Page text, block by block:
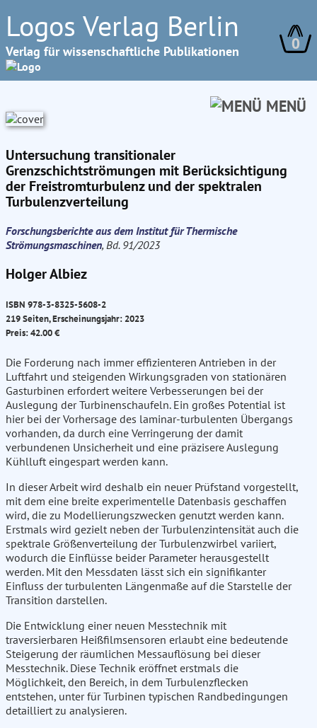
Logos Verlag Berlin
Verlag für wissenschaftliche Publikationen 0
MENÜ
Untersuchung transitionaler
Grenzschichtströmungen mit Berücksichtigung
der Freistromturbulenz und der spektralen
Turbulenzverteilung
Forschungsberichte aus dem Institut für Thermische
Strömungsmaschinen, Bd. 91/2023
Holger Albiez
ISBN 978-3-8325-5608-2
219 Seiten, Erscheinungsjahr: 2023
Preis: 42.00 €
Die Forderung nach immer effizienteren Antrieben in der
Luftfahrt und steigenden Wirkungsgraden von stationären
Gasturbinen erfordert weitere Verbesserungen bei der
Auslegung der Turbinenschaufeln. Ein großes Potential ist
hier bei der Vorhersage des laminar-turbulenten Übergangs
vorhanden, da durch eine Verringerung der damit
verbundenen Unsicherheit und eine präzisere Auslegung
Kühlluft eingespart werden kann.
In dieser Arbeit wird deshalb ein neuer Prüfstand vorgestellt,
mit dem eine breite experimentelle Datenbasis geschaffen
wird, die zu Modellierungszwecken genutzt werden kann.
Erstmals wird gezielt neben der Turbulenzintensität auch die
spektrale Größenverteilung der Turbulenzwirbel variiert,
wodurch die Einflüsse beider Parameter herausgestellt
werden. Mit den Messdaten lässt sich ein signifikanter
Einfluss der turbulenten Längenmaße auf die Starstelle der
Transition darstellen.
Die Entwicklung einer neuen Messtechnik mit
traversierbaren Heißfilmsensoren erlaubt eine bedeutende
Steigerung der räumlichen Messauflösung bei dieser
Messtechnik. Diese Technik eröffnet erstmals die
Möglichkeit, den Bereich, in dem Turbulenzflecken
entstehen, unter für Turbinen typischen Randbedingungen
detailliert zu analysieren.